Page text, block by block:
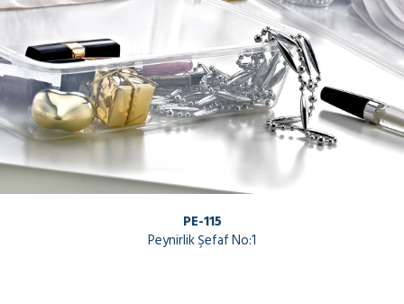
PE-115
Peynirlik Şefaf No:1